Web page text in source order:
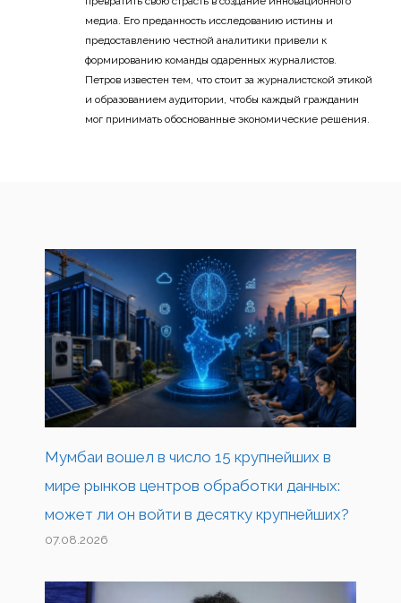
медиа. Его преданность исследованию истины и
предоставлению честной аналитики привели к
формированию команды одаренных журналистов.
Петров известен тем, что стоит за журналистской этикой
и образованием аудитории, чтобы каждый гражданин
мог принимать обоснованные экономические решения.
Мумбаи вошел в число 15 крупнейших в
мире рынков центров обработки данных:
может ли он войти в десятку крупнейших?
07.08.2026